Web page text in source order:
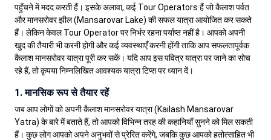
पहुँचने में मदद करती हैं। इसके अलावा, कई Tour Operators हैं जो कैलाश पर्वत
और मानसरोवर झील (Mansarovar Lake) की सफल यात्रा आयोजित कर सकते
हैं। लेकिन केवल Tour Operator पर निर्भर रहना पर्याप्त नहीं है। आपको अपनी
खुद की तैयारी भी करनी होगी और कई व्यवस्थाएँ करनी होंगी ताकि आप सफलतापूर्वक
कैलाश मानसरोवर यात्रा पूरी कर सकें। यदि आप इस पवित्र यात्रा पर जाने का सोच
रहे हैं, तो कृपया निम्नलिखित आवश्यक यात्रा टिप्स पर ध्यान दें।
1. मानसिक रूप से तैयार रहें
जब आप लोगों को अपनी कैलाश मानसरोवर यात्रा (Kailash Mansarovar
Yatra) के बारे में बताते हैं, तो आपको विभिन्न तरह की कहानियाँ सुनने को मिल सकती
हैं। कुछ लोग आपको अपने अनुभवों से प्रेरित करेंगे, जबकि कुछ आपको हतोत्साहित भी